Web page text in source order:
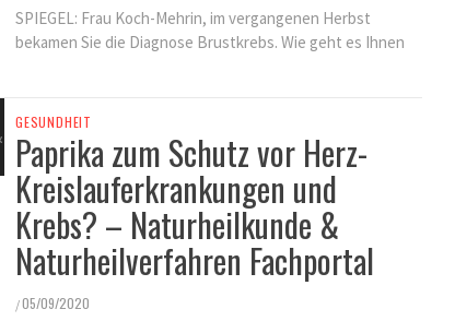
SPIEGEL: Frau Koch-Mehrin, im vergangenen Herbst
bekamen Sie die Diagnose Brustkrebs. Wie geht es Ihnen
GESUNDHEIT
Paprika zum Schutz vor Herz-
Kreislauferkrankungen und
Krebs? – Naturheilkunde &
Naturheilverfahren Fachportal
/05/09/2020